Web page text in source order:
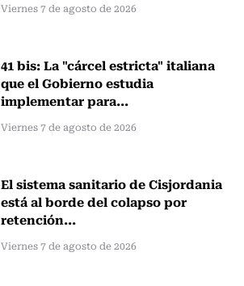
Viernes 7 de agosto de 2026
41 bis: La "cárcel estricta" italiana
que el Gobierno estudia
implementar para...
Viernes 7 de agosto de 2026
El sistema sanitario de Cisjordania
está al borde del colapso por
retención...
Viernes 7 de agosto de 2026